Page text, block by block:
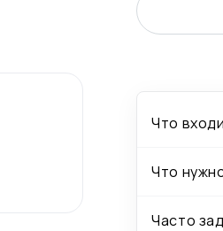
Что
Что
Часто